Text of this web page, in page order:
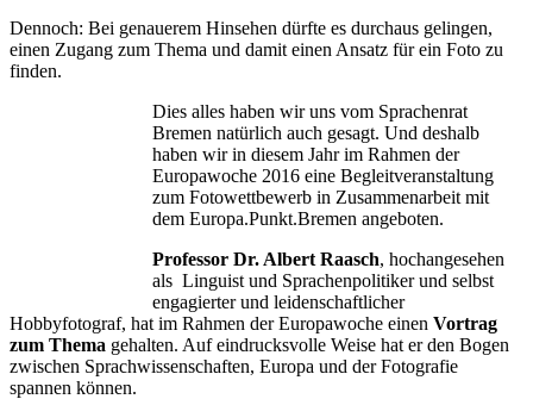
Dennoch: Bei genauerem Hinsehen dürfte es durchaus gelingen,
einen Zugang zum Thema und damit einen Ansatz für ein Foto zu
finden.
Dies alles haben wir uns vom Sprachenrat
Bremen natürlich auch gesagt. Und deshalb
haben wir in diesem Jahr im Rahmen der
Europawoche 2016 eine Begleitveranstaltung
zum Fotowettbewerb in Zusammenarbeit mit
dem Europa.Punkt.Bremen angeboten.
Professor Dr. Albert Raasch, hochangesehen
als Linguist und Sprachenpolitiker und selbst
engagierter und leidenschaftlicher
Hobbyfotograf, hat im Rahmen der Europawoche einen Vortrag
zum Thema gehalten. Auf eindrucksvolle Weise hat er den Bogen
zwischen Sprachwissenschaften, Europa und der Fotografie
spannen können.